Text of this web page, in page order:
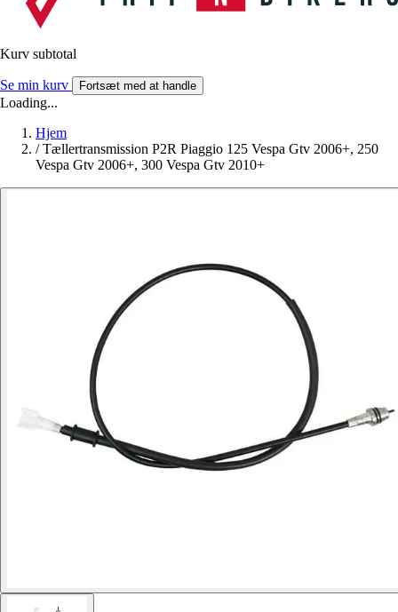
Kurv subtotal
Se min kurv Fortsæt med at handle
Loading...
Hjem
/ Tællertransmission P2R Piaggio 125 Vespa Gtv 2006+, 250
Vespa Gtv 2006+, 300 Vespa Gtv 2010+